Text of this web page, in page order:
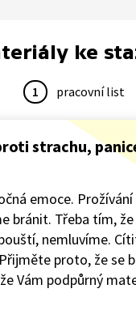
ke
1 pracovní list
strachu,
emoce.
bránit. Třeba tím,
nemluvíme.
proto, že se
Vám podpůrný